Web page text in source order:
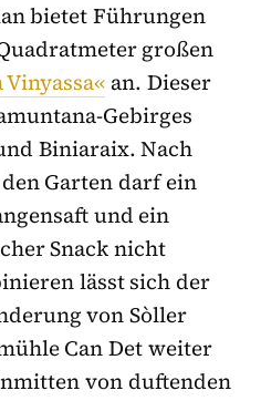
bietet Führungen
großen
an. Dieser
Gebirges
Biniaraix. Nach
Garten darf ein
und ein
Snack nicht
lässt sich der
von Sòller
Can Det weiter
von duftenden